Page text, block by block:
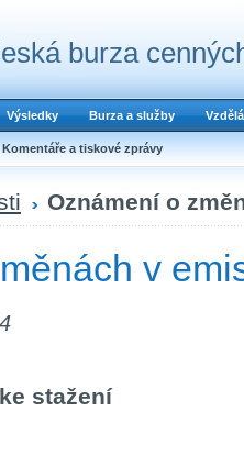
burza
Výsledky Burza a služby
Komentáře a tiskové zprávy
Oznámení o
v
stažení